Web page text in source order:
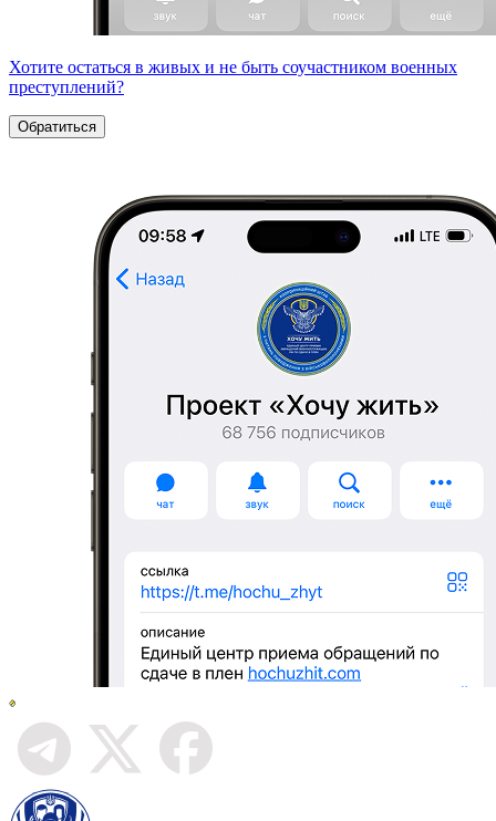
Хотите остаться в живых и не быть соучастником военных
преступлений?
Обратиться